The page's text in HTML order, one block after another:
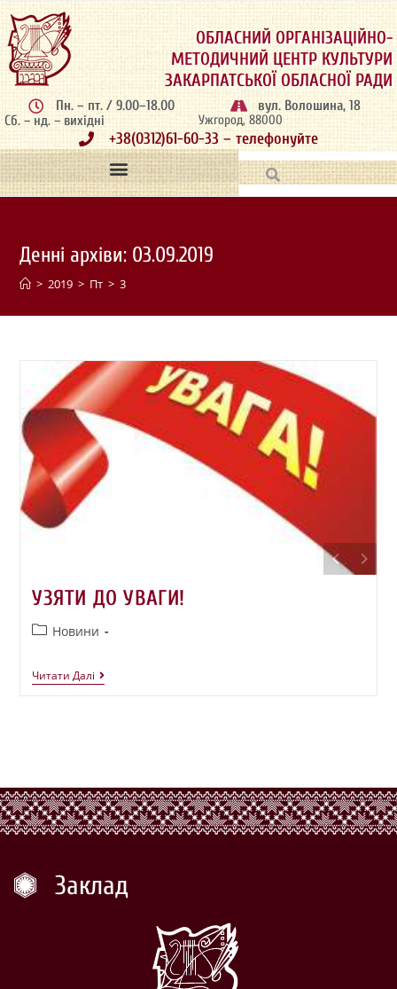
ОБЛАСНИЙ ОРГАНІЗАЦІЙНО-
МЕТОДИЧНИЙ ЦЕНТР КУЛЬТУРИ
ЗАКАРПАТСЬКОЇ ОБЛАСНОЇ РАДИ
Пн. – пт. / 9.00–18.00
Сб. – нд. – вихідні
вул. Волошина, 18
Ужгород, 88000
+38(0312)61-60-33 – телефонуйте
Денні архіви: 03.09.2019
> 2019 > Пт > 3
УЗЯТИ ДО УВАГИ!
Новини
Читати Далі
Заклад